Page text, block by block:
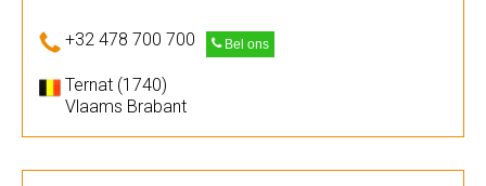
+32 478 700 700 Bel ons
Ternat (1740)
Vlaams Brabant